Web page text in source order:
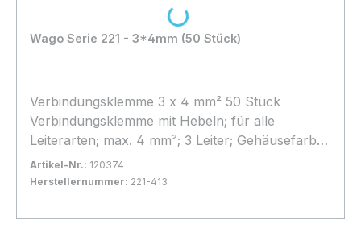
Wago Serie 221 - 3*4mm (50 Stück)
Verbindungsklemme 3 x 4 mm² 50 Stück
Verbindungsklemme mit Hebeln; für alle
Leiterarten; max. 4 mm²; 3 Leiter; Gehäusefarbe
transparent; Umgebungstemperatur max. 85 °C
(T85); 4,00 mm²; transparent
Artikel-Nr.: 120374
Herstellernummer: 221-413
In den Warenkorb
Loading...